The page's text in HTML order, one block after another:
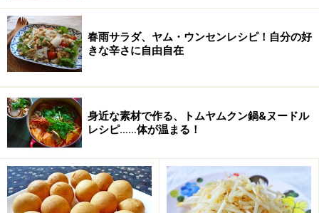
春雨サラダ、ヤム・ウンセンレシピ！自分の好
きな辛さに自由自在
身近な素材で作る、トムヤムクン鍋&ヌードル
レシピ……体が温まる！